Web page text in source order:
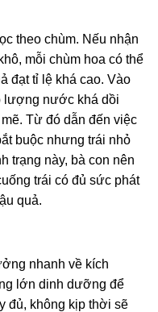
theo chùm. Nếu nhận
mỗi chùm hoa có thể
đạt tỉ lệ khá cao. Vào
lượng nước khá dồi
Từ đó dẫn đến việc
buộc nhưng trái nhỏ
trạng này, bà con nên
trái có đủ sức phát
quả.
nhanh về kích
lớn dinh dưỡng để
đủ, không kịp thời sẽ